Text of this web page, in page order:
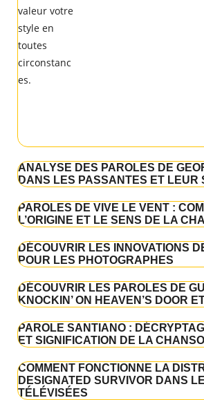
ANALYSE DES PAROLES DE
DANS LES PASSANTES ET LEUR
PAROLES DE VIVE LE VENT :
L’ORIGINE ET LE SENS DE LA
DÉCOUVRIR LES INNOVATIONS
POUR LES PHOTOGRAPHES
DÉCOUVRIR LES PAROLES DE
KNOCKIN’ ON HEAVEN’S DOOR
PAROLE SANTIANO :
ET SIGNIFICATION DE LA
COMMENT FONCTIONNE LA
DESIGNATED SURVIVOR DANS
TÉLÉVISÉES